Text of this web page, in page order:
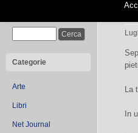
Categorie
Arte
Libri
Net Journal
La
La
In